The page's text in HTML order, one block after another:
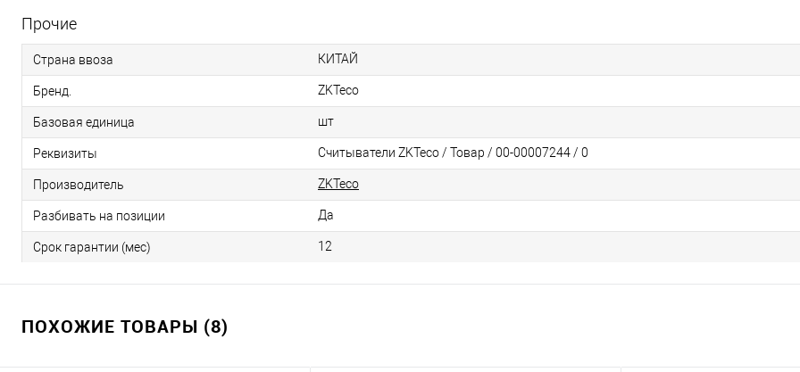
Прочие
Страна ввоза КИТАЙ
Бренд. ZKTeco
Базовая единица шт
Реквизиты Считыватели ZKTeco / Товар / 00-00007244 / 0
Производитель ZKTeco
Разбивать на позиции Да
Срок гарантии (мес) 12
ПОХОЖИЕ ТОВАРЫ (8)